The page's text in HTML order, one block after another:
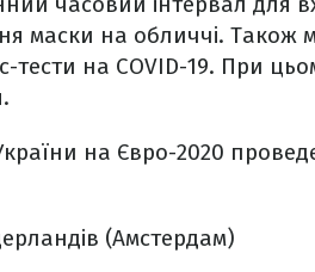
маски на обличчі. Також
тести на COVID-19. При
на Євро-2020
(Амстердам)